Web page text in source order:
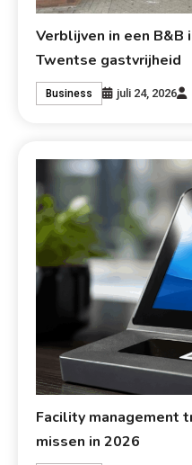
Verblijven in een B&B
Twentse gastvrijheid
Business juli 24, 2026
Facility management
missen in 2026